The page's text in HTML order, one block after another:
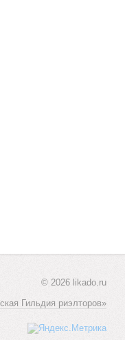
© 2026 likado.ru
Гильдия риэлторов»